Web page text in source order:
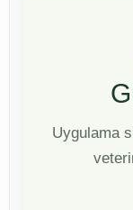
Uygulama